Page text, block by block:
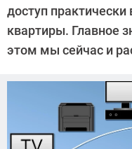
доступ
квартиры. Главное
этом мы сейчас и